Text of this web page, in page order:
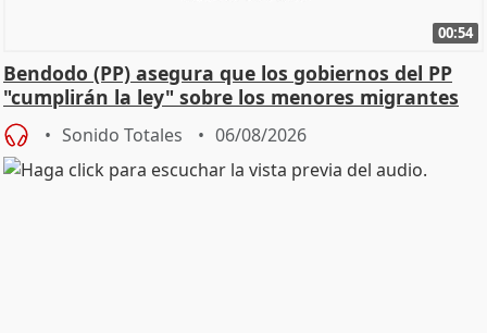
00:54
Bendodo (PP) asegura que los gobiernos del PP
"cumplirán la ley" sobre los menores migrantes
Sonido Totales 06/08/2026